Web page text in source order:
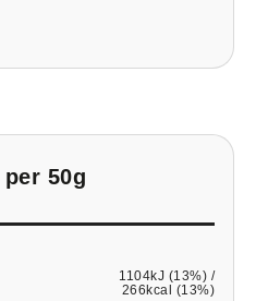
50g
1104kJ (13%) /
266kcal (13%)